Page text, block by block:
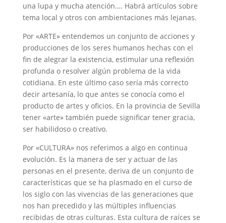
una lupa y mucha atención…. Habrá artículos sobre
tema local y otros con ambientaciones más lejanas.
Por «ARTE» entendemos un conjunto de acciones y
producciones de los seres humanos hechas con el
fin de alegrar la existencia, estimular una reflexión
profunda o resolver algún problema de la vida
cotidiana. En este último caso sería más correcto
decir artesanía, lo que antes se conocía como el
producto de artes y oficios. En la provincia de Sevilla
tener «arte» también puede significar tener gracia,
ser habilidoso o creativo.
Por «CULTURA» nos referimos a algo en continua
evolución. Es la manera de ser y actuar de las
personas en el presente, deriva de un conjunto de
características que se ha plasmado en el curso de
los siglo con las vivencias de las generaciones que
nos han precedido y las múltiples influencias
recibidas de otras culturas. Esta cultura de raíces se